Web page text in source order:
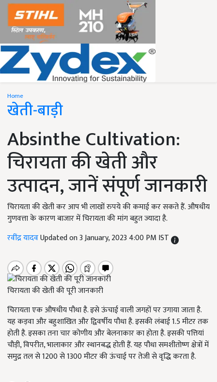
Home
खेती-बाड़ी
Absinthe Cultivation:
चिरायता की खेती और
उत्पादन, जानें संपूर्ण जानकारी
चिरायता की खेती कर आप भी लाखों रुपये की कमाई कर सकते हैं. औषधीय
गुणवत्ता के कारण बाजार में चिरायता की मांग बहुत ज्यादा है.
रवींद्र यादवUpdated on 3 January, 2023 4:00 PM IST
चिरायता की खेती की पूरी जानकारी
चिरायता एक औषधीय पौधा है. इसे ऊंचाई वाली जगहों पर उगाया जाता है.
यह कड़वा और बहुशाखित और द्विवर्षीय पौधा है. इसकी लंबाई 1.5 मीटर तक
होती है. इसका तना चार कोणीय और बेलनाकार का होता है. इसकी पत्तियां
चौड़ी, विपरीत, भालाकार और स्थानबद्ध होती हैं. यह पौधा समशीतोष्ण क्षेत्रों में
समुद्र तल से 1200 से 1300 मीटर की ऊंचाई पर तेजी से वृद्धि करता है.